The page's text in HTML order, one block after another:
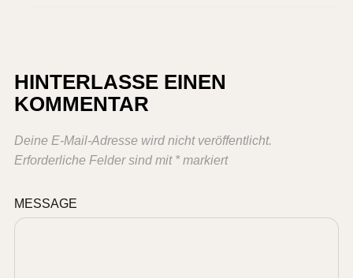
HINTERLASSE EINEN
KOMMENTAR
Deine E-Mail-Adresse wird nicht veröffentlicht.
Erforderliche Felder sind mit *markiert
MESSAGE